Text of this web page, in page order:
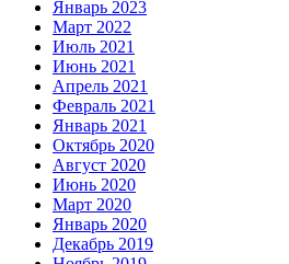
Январь 2023
Март 2022
Июль 2021
Июнь 2021
Апрель 2021
Февраль 2021
Январь 2021
Октябрь 2020
Август 2020
Июнь 2020
Март 2020
Январь 2020
Декабрь 2019